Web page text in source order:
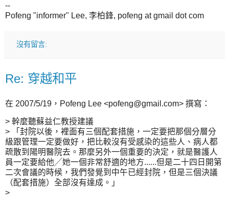
--
Pofeng "informer" Lee, 李柏鋒, pofeng at gmail dot com
沒有留言:
Re: 穿越和平
在 2007/5/19，Pofeng Lee <pofeng@gmail.com> 撰寫：
> 幹麼聽蘇益仁教授建議
> 「封院以後，裡面有三個配套措施，一定要把那個分層分
級跟管理一定要做好，把比較沒有受感染的這些人、病人都
疏散到陽明醫院去。那麼另外一個重要的決定，就是醫護人
員一定要給他╱她一個非常舒適的地方......但是二十四日開第
二次會議的時候，我們發覺到中午已經封院，但是三個決議
（配套措施）全部沒有達成。」
>